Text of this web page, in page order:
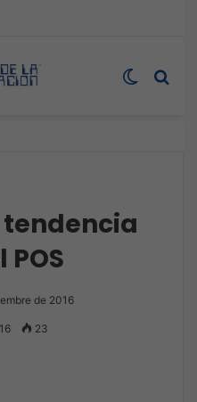
Switch
tendencia
POS
de 2016
23